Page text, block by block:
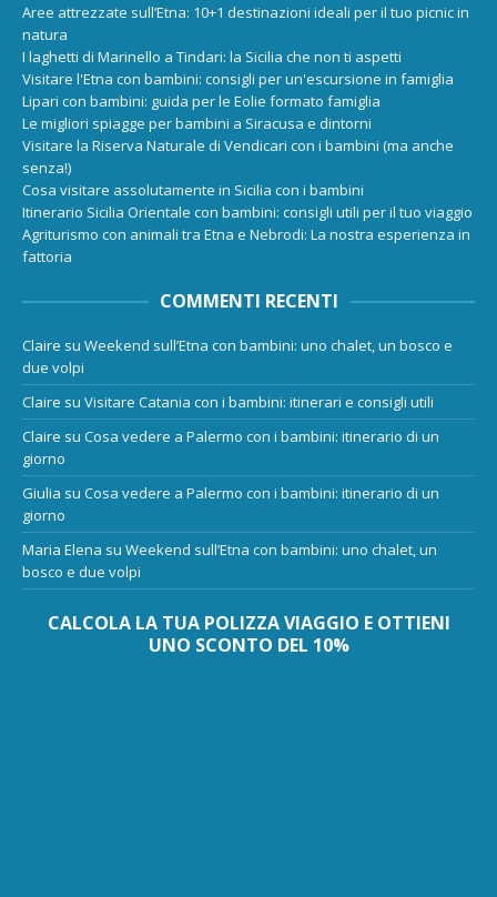
Aree attrezzate sull’Etna: 10+1 destinazioni ideali per il tuo picnic in
natura
I laghetti di Marinello a Tindari: la Sicilia che non ti aspetti
Visitare l'Etna con bambini: consigli per un'escursione in famiglia
Lipari con bambini: guida per le Eolie formato famiglia
Le migliori spiagge per bambini a Siracusa e dintorni
Visitare la Riserva Naturale di Vendicari con i bambini (ma anche
senza!)
Cosa visitare assolutamente in Sicilia con i bambini
Itinerario Sicilia Orientale con bambini: consigli utili per il tuo viaggio
Agriturismo con animali tra Etna e Nebrodi: La nostra esperienza in
fattoria
COMMENTI RECENTI
Claire su Weekend sull’Etna con bambini: uno chalet, un bosco e
due volpi
Claire su Visitare Catania con i bambini: itinerari e consigli utili
Claire su Cosa vedere a Palermo con i bambini: itinerario di un
giorno
Giulia su Cosa vedere a Palermo con i bambini: itinerario di un
giorno
Maria Elena su Weekend sull’Etna con bambini: uno chalet, un
bosco e due volpi
CALCOLA LA TUA POLIZZA VIAGGIO E OTTIENI
UNO SCONTO DEL 10%